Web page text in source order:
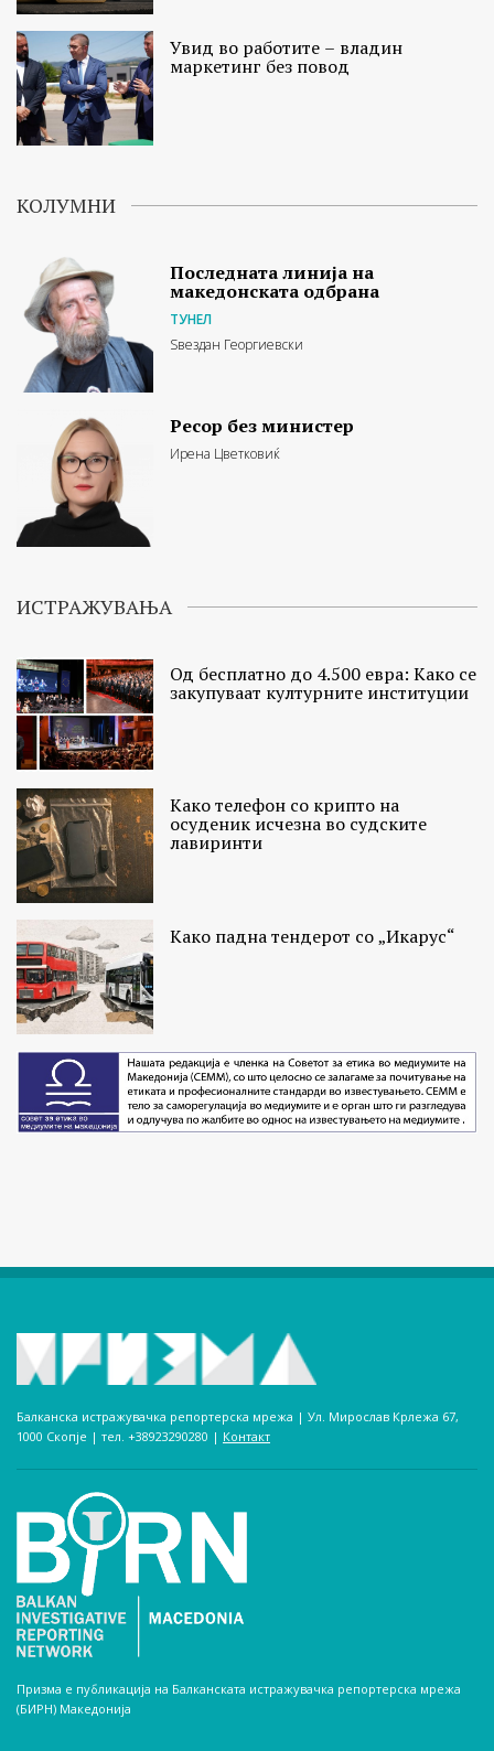
Увид во работите – владин
маркетинг без повод
КОЛУМНИ
Последната линија на
македонската одбрана
ТУНЕЛ
Ѕвездан Георгиевски
Ресор без министер
Ирена Цветковиќ
ИСТРАЖУВАЊА
Од бесплатно до 4.500 евра: Како се
закупуваат културните институции
Како телефон со крипто на
осуденик исчезна во судските
лавиринти
Како падна тендерот со „Икарус“
Балканска истражувачка репортерска мрежа | Ул. Мирослав Крлежа 67,
1000 Скопје | тел. +38923290280­ | Контакт
Призма е публикација на Балканската истражувачка репортерска мрежа
(БИРН) Македонија